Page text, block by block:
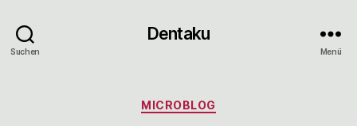
Suchen
Dentaku
Menü
Kategorien
MICROBLOG